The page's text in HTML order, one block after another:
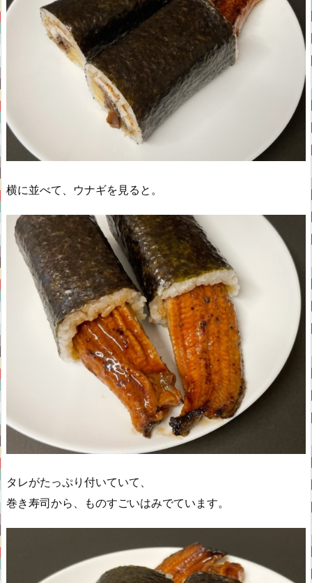
横に並べて、ウナギを見ると。
タレがたっぷり付いていて、
巻き寿司から、ものすごいはみでています。